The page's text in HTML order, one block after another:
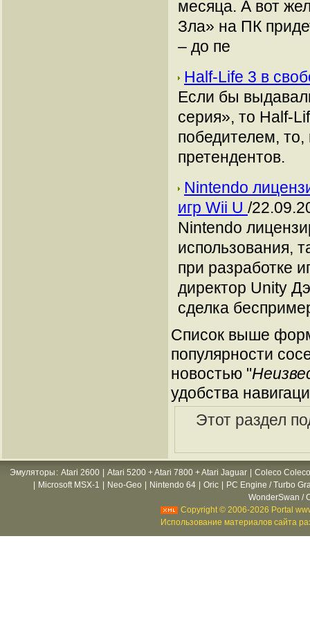
месяца. А вот
Зла» на ПК
– до пе
Half-Life 3 в
Если бы
серия», то Half-
победителем,
претендентов.
Nintendo
игр Wii U /
Nintendo
использования,
при разработке
директор Unity
сделка
Список выше
популярности
новостью "
удобства
Этот раздел
Эмуляторы : Atari 2600 Atari 5200 + Atari 7800 + Atari Jaguar
Coleco
Microsoft MSX-1 Neo-Geo Nintendo 64 Oric
PC Engine / Turbo
WonderSwan /
Copyright © 2006-2026 Portal
Использование материалов сайта